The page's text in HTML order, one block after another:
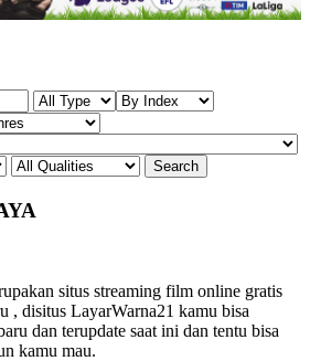
situs streaming film online gratis
, disitus LayarWarna21 kamu bisa
dan terupdate saat ini dan tentu bisa
kamu mau.